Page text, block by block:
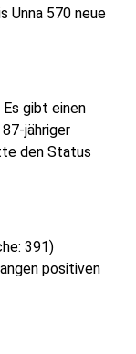
Unna 570 neue
gibt einen
jähriger
den Status
391)
positiven